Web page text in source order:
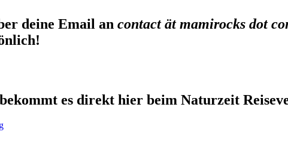
deine Email an contact ät mamirocks dot
es direkt hier beim Naturzeit